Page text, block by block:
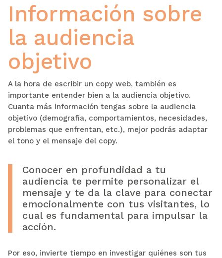
Información sobre
la audiencia
objetivo
A la hora de escribir un copy web, también es
importante entender bien a la audiencia objetivo.
Cuanta más información tengas sobre la audiencia
objetivo (demografía, comportamientos, necesidades,
problemas que enfrentan, etc.), mejor podrás adaptar
el tono y el mensaje del copy.
Conocer en profundidad a tu
audiencia te permite personalizar el
mensaje y te da la clave para conectar
emocionalmente con tus visitantes, lo
cual es fundamental para impulsar la
acción.
Por eso, invierte tiempo en investigar quiénes son tus